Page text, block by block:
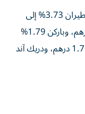
وفي قطاع الصناعة، هبط سهم العربية للطيران 3.73% إلى
5.15 درهم، وسالك 1.82% إلى 5.37 درهم، وباركن 1.79%
إلى 5.48 درهم، وأرامكس 0.58% إلى 1.70 درهم، ودريك آند